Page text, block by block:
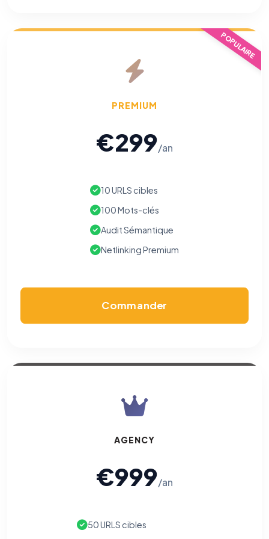
POPULAIRE
PREMIUM
€299/an
10 URLS cibles
100 Mots-clés
Audit Sémantique
Netlinking Premium
Commander
AGENCY
€999/an
50 URLS cibles